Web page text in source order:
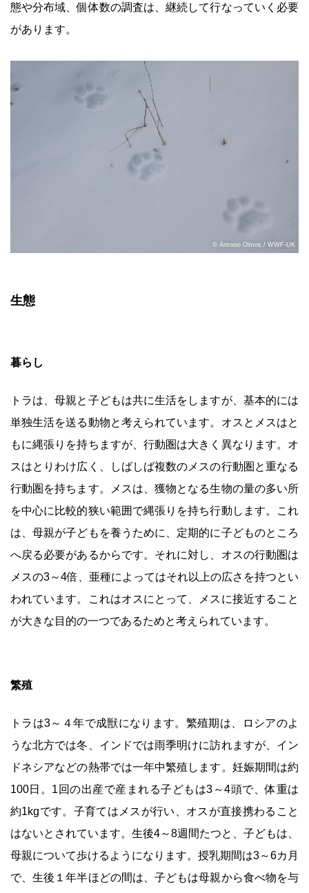
態や分布域、個体数の調査は、継続して行なっていく必要
があります。
© Antonio Olmos / WWF-UK
生態
暮らし
トラは、母親と子どもは共に生活をしますが、基本的には
単独生活を送る動物と考えられています。オスとメスはと
もに縄張りを持ちますが、行動圏は大きく異なります。オ
スはとりわけ広く、しばしば複数のメスの行動圏と重なる
行動圏を持ちます。メスは、獲物となる生物の量の多い所
を中心に比較的狭い範囲で縄張りを持ち行動します。これ
は、母親が子どもを養うために、定期的に子どものところ
へ戻る必要があるからです。それに対し、オスの行動圏は
メスの3～4倍、亜種によってはそれ以上の広さを持つとい
われています。これはオスにとって、メスに接近すること
が大きな目的の一つであるためと考えられています。
繁殖
トラは3～４年で成獣になります。繁殖期は、ロシアのよ
うな北方では冬、インドでは雨季明けに訪れますが、イン
ドネシアなどの熱帯では一年中繁殖します。妊娠期間は約
100日。1回の出産で産まれる子どもは3～4頭で、体重は
約1kgです。子育てはメスが行い、オスが直接携わること
はないとされています。生後4～8週間たつと、子どもは、
母親について歩けるようになります。授乳期間は3～6カ月
で、生後１年半ほどの間は、子どもは母親から食べ物を与